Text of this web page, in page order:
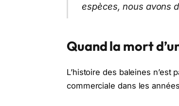
espèces, nous avons
Quand la mort
L’histoire des baleines n’est
commerciale dans les